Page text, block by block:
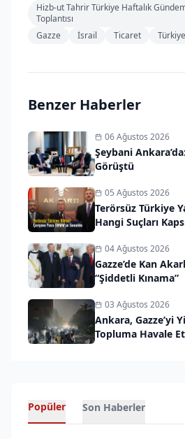
Hizb-ut Tahrir Türkiye Haftalık
Toplantısı
Gazze
İsrail Ticaret Türkiye
Benzer Haberler
06 Ağustos 2026
Şeybani
Görüştü
05 Ağustos 2026
Terörsüz Türkiye
Hangi Suçları
04 Ağustos 2026
Gazze’de Kan
“Şiddetli Kınama”
03 Ağustos 2026
Ankara, Gazze’yi
Topluma Havale
Popüler Son Haberler